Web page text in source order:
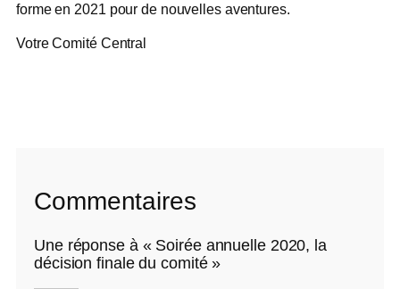
forme en 2021 pour de nouvelles aventures.
Votre Comité Central
Commentaires
Une réponse à « Soirée annuelle 2020, la
décision finale du comité »